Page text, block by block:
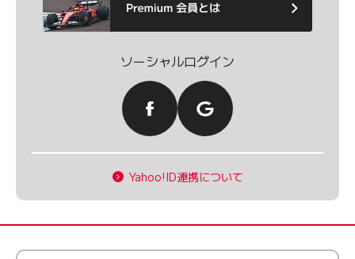
ソーシャルログイン
Yahoo!ID連携について